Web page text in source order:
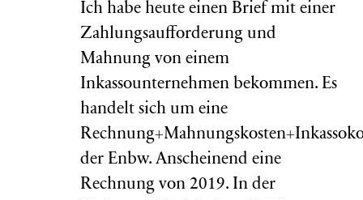
Ich habe heute einen Brief mit einer
Zahlungsaufforderung und
Mahnung von einem
Inkassounternehmen bekommen. Es
handelt sich um eine
der Enbw. Anscheinend eine
Rechnung von 2019. In der